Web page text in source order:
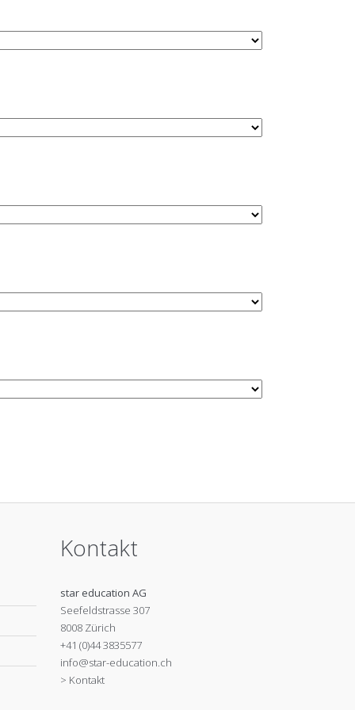
Kontakt
star education AG
Seefeldstrasse 307
8008 Zürich
+41 (0)44 3835577
info@star-education.ch
> Kontakt